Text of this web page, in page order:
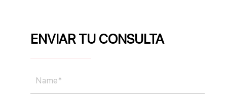
ENVIAR TU CONSULTA